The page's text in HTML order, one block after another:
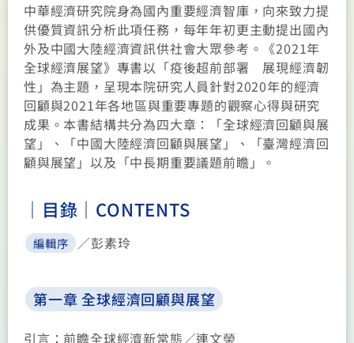
中華經濟研究院身為國內重要經濟智庫，向來致力提
供優質資訊分析此項任務，每年年初更主動提出國內
外及中國大陸經濟資訊供社會大眾參考。《2021年
全球經濟展望》專書以「疫後超前部署 展現經濟韌
性」為主題，呈現本院研究人員針對2020年的經濟
回顧與2021年各地區與重要專題的觀察心得與研究
成果。本書結構共分為四大章：「全球經濟回顧與展
望」、「中國大陸經濟回顧與展望」、「臺灣經濟回
顧與展望」以及「中長期重要議題前瞻」。
｜目錄｜CONTENTS
編輯序 ／彭素玲
第一章 全球經濟回顧與展望
引言：前瞻全球經濟新常態／連文榮